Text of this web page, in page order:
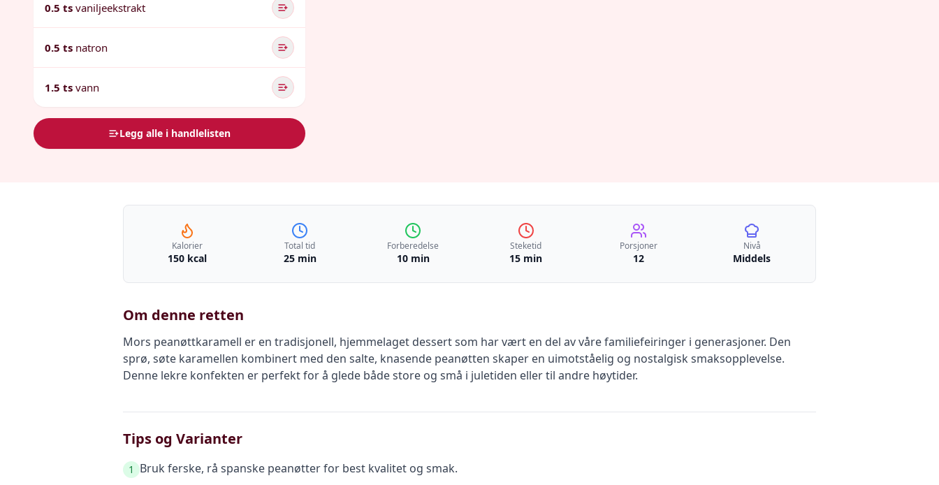
0.5 ts vaniljeekstrakt
0.5 ts natron
1.5 ts vann
Legg alle i handlelisten
Kalorier
150 kcal
Total tid
25 min
Forberedelse
10 min
Steketid
15 min
Porsjoner
12
Nivå
Middels
Om denne retten
Mors peanøttkaramell er en tradisjonell, hjemmelaget dessert som har vært en del av våre familiefeiringer i generasjoner. Den
sprø, søte karamellen kombinert med den salte, knasende peanøtten skaper en uimotståelig og nostalgisk smaksopplevelse.
Denne lekre konfekten er perfekt for å glede både store og små i juletiden eller til andre høytider.
Tips og Varianter
1 Bruk ferske, rå spanske peanøtter for best kvalitet og smak.